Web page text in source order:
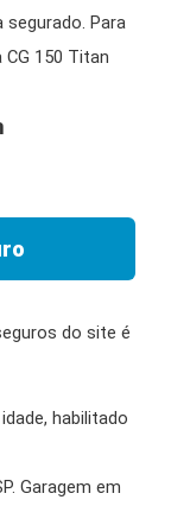
Para
150 Titan
do site é
habilitado
Garagem em